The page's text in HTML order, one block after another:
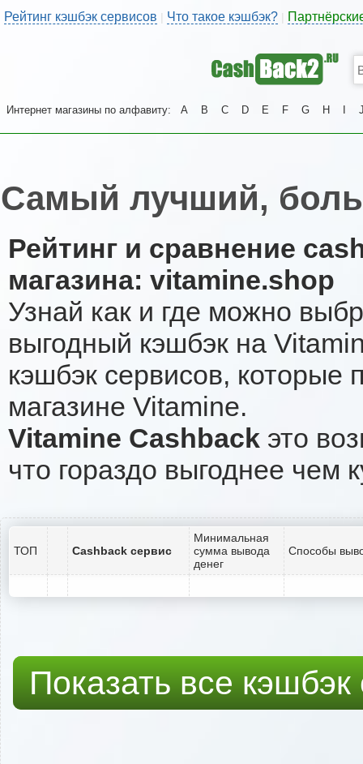
Рейтинг кэшбэк сервисов | Что такое кэшбэк?
Интернет магазины по алфавиту: A B C D E F G H
Самый лучший,
Рейтинг и сравнение
магазина: vitamine.shop
Узнай как и где можно
выгодный кэшбэк на
кэшбэк сервисов, которые
магазине Vitamine.
Vitamine Cashback это
что гораздо выгоднее чем
ТОП Cashback сервис
Минимальная
сумма вывода
денег
Способы
Показать все